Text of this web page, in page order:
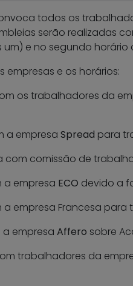
todos os
serão realizadas
e no segundo horário
empresas e os horários:
os trabalhadores da
a empresa Spread para
com comissão de
a empresa ECO devido a
a empresa Francesa
empresa Affero sobre
trabalhadores da